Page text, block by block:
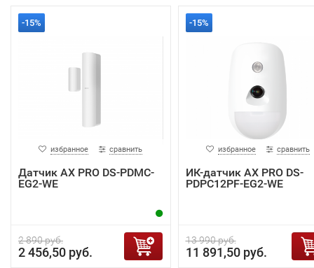
-15%
избранное сравнить
Датчик AX PRO DS-PDMC-
EG2-WE
2 890 руб.
2 456,50 руб.
-15%
избранное сравнить
ИК-датчик AX PRO DS-
PDPC12PF-EG2-WE
13 990 руб.
11 891,50 руб.